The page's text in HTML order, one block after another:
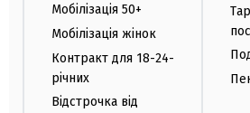
Мобілізація 50+
Мобілізація жінок
Контракт для 18-24-
річних
Відстрочка від